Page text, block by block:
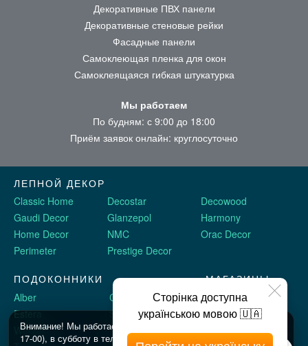
Декоративные ПВХ панели
Декоративные стеновые рейки
Фасадные панели
Самоклеющая пленка для окон
Самоклеящаяся гибкая штукатурка
Мы работаем
По будням: с 9:00 до 18:00
Приём заявок онлайн: круглосуточно
ЛЕПНОЙ ДЕКОР
Classic Home
Decostar
Decowood
Gaudi Decor
Glanzepol
Harmony
Home Decor
NMC
Orac Decor
Perimeter
Prestige Decor
ПОДОКОННИКИ
Alber
Crystalit
Estera
Sauberg
Werzalit
Plastolit
МАГАЗИНЫ
Двери Omis
Stickerwall
Жидкие обои
Внимание! Мы работаем c 9 до 18 по будням (шоу рум до
17-00), в субботу в телефоном режиме с 10 до 16, и в
Сторінка доступна
українською мовою 🇺🇦